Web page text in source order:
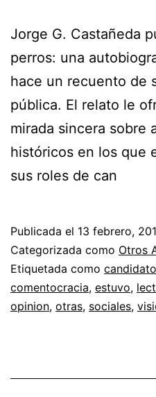
Jorge G. Castañeda
perros: una
hace un recuento de
pública. El relato le
mirada sincera sobre
históricos en los que
sus roles de can
Publicada el 13 febrero,
Categorizada como Otros
Etiquetada como
comentocracia, estuvo,
opinion, otras, sociales,